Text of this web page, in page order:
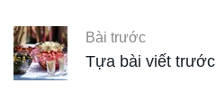
Bài trước
Tựa bài viết trước